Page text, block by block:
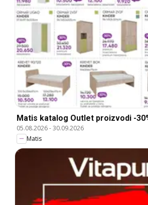
Matis katalog Outlet proizvodi -
05.08.2026-30.09.2026
Matis